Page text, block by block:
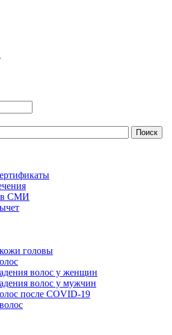
в СМИ
головы
волос у женщин
волос у мужчин
после COVID-19